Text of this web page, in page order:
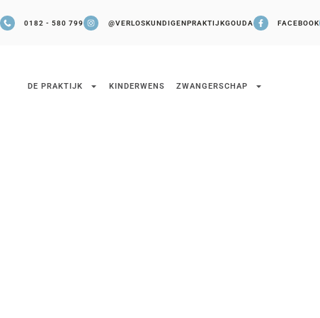
0182 - 580 799 @VERLOSKUNDIGENPRAKTIJKGOUDA FACEBOOK
DE PRAKTIJK KINDERWENS ZWANGERSCHAP